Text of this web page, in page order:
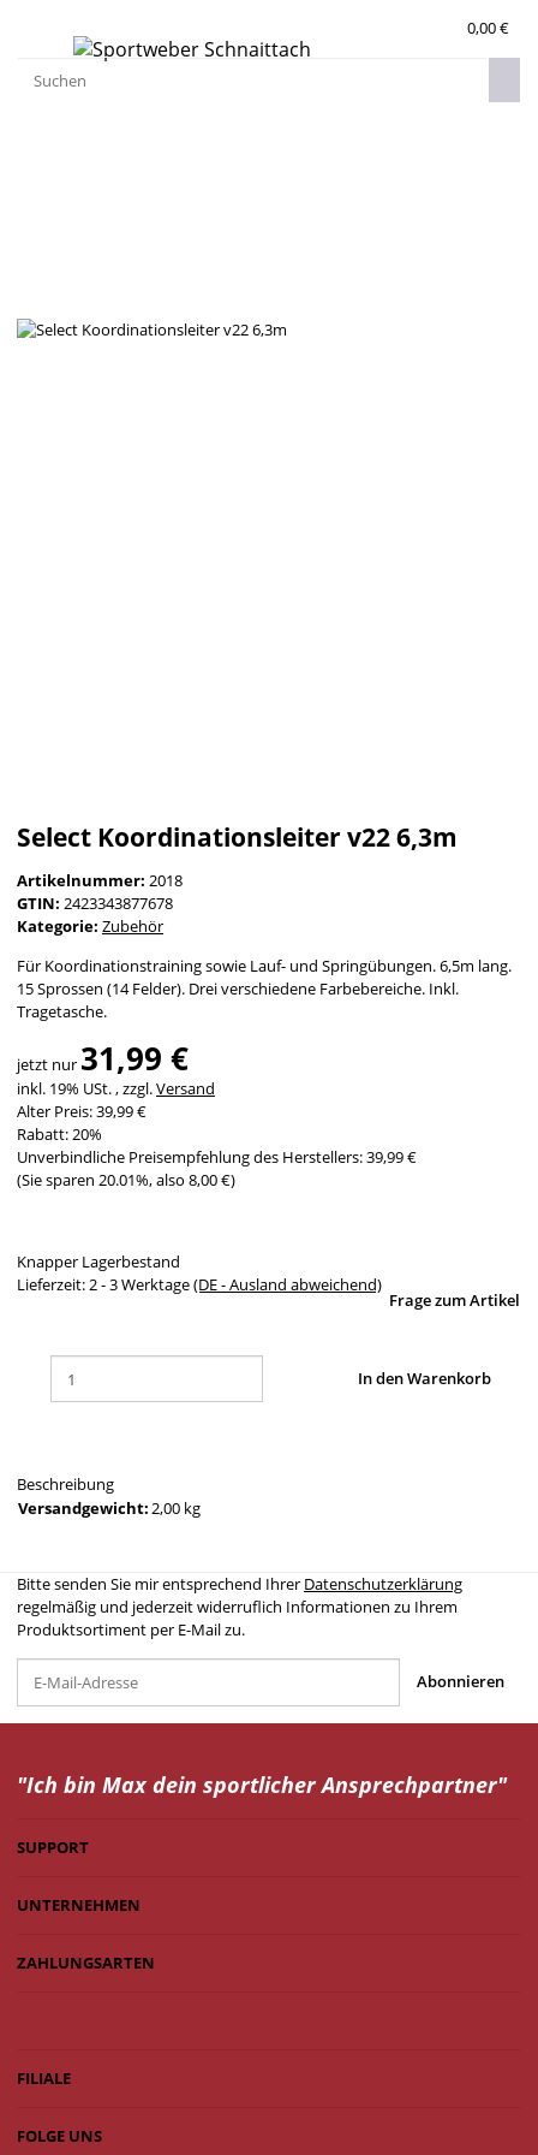
0,00 €
Select Koordinationsleiter v22 6,3m
Artikelnummer: 2018
GTIN: 2423343877678
Kategorie: Zubehör
Für Koordinationstraining sowie Lauf- und Springübungen. 6,5m lang.
15 Sprossen (14 Felder). Drei verschiedene Farbebereiche. Inkl.
Tragetasche.
jetzt nur 31,99 €
inkl. 19% USt. , zzgl.Versand
Alter Preis: 39,99 €
Rabatt:20%
Unverbindliche Preisempfehlung des Herstellers:39,99 €
(Sie sparen 20.01%, also 8,00 €)
Knapper Lagerbestand
Lieferzeit:2 - 3 Werktage(DE - Ausland abweichend)
Frage zum Artikel
In den Warenkorb
Beschreibung
Versandgewicht:2,00 kg
Bitte senden Sie mir entsprechend Ihrer Datenschutzerklärung
regelmäßig und jederzeit widerruflich Informationen zu Ihrem
Produktsortiment per E-Mail zu.
Abonnieren
"Ich bin Max dein sportlicher Ansprechpartner"
SUPPORT
UNTERNEHMEN
ZAHLUNGSARTEN
FILIALE
FOLGE UNS